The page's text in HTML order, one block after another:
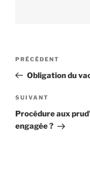
Navigation
l’article
Article
précédent
PRÉCÉDENT
Obligation du
Article
suivant
SUIVANT
Procédure aux
engagée ?